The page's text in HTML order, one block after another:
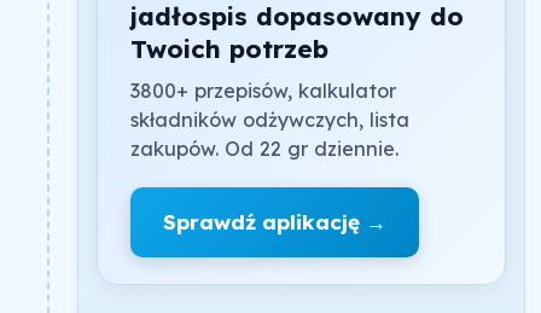
jadłospis dopasowany do
Twoich potrzeb
3800+ przepisów, kalkulator
składników odżywczych, lista
zakupów. Od 22 gr dziennie.
Sprawdź aplikację →